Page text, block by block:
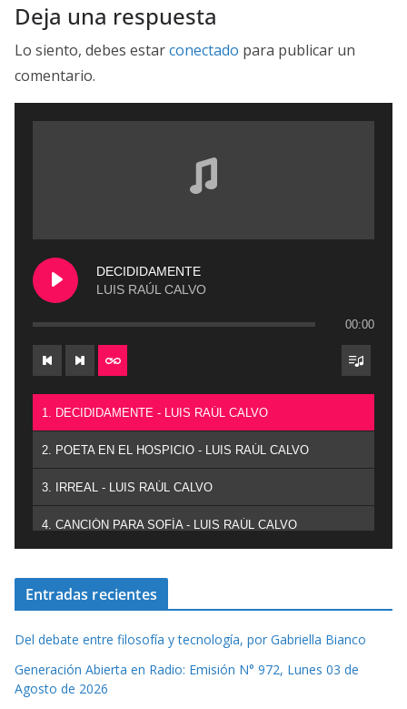
Deja una respuesta
Lo siento, debes estarconectado para publicar un
comentario.
DECIDIDAMENTE
LUIS RAÚL CALVO
00:00
1. DECIDIDAMENTE - LUIS RAÚL CALVO
2. POETA EN EL HOSPICIO - LUIS RAÚL CALVO
3. IRREAL - LUIS RAÚL CALVO
4. CANCIÓN PARA SOFÍA - LUIS RAÚL CALVO
Entradas recientes
Del debate entre filosofía y tecnología, por Gabriella Bianco
Generación Abierta en Radio: Emisión N° 972, Lunes 03 de
Agosto de 2026